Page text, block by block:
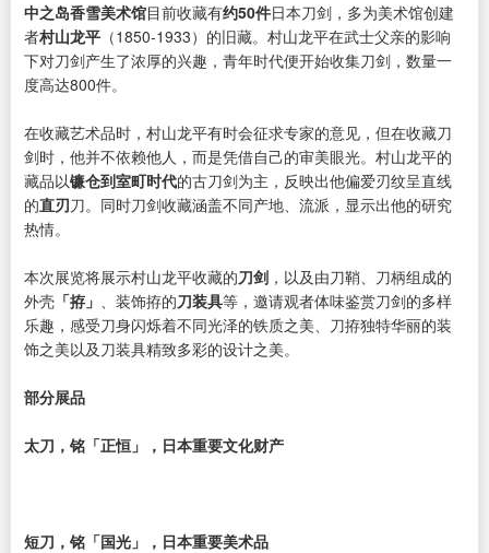
中之岛香雪美术馆目前收藏有约50件日本刀剑，多为美术馆创建
者村山龙平 （1850-1933）的旧藏。村山龙平在武士父亲的影响
下对刀剑产生了浓厚的兴趣，青年时代便开始收集刀剑，数量一
度高达800件。
在收藏艺术品时，村山龙平有时会征求专家的意见，但在收藏刀
剑时，他并不依赖他人，而是凭借自己的审美眼光。村山龙平的
藏品以镰仓到室町时代的古刀剑为主，反映出他偏爱刃纹呈直线
的直刃刀。同时刀剑收藏涵盖不同产地、流派，显示出他的研究
热情。
本次展览将展示村山龙平收藏的刀剑 ，以及由刀鞘、刀柄组成的
外壳 「拵」 、装饰拵的刀装具等，邀请观者体味鉴赏刀剑的多样
乐趣，感受刀身闪烁着不同光泽的铁质之美、刀拵独特华丽的装
饰之美以及刀装具精致多彩的设计之美。
部分展品
太刀，铭「正恒」，日本重要文化财产
短刀，铭「国光」，日本重要美术品